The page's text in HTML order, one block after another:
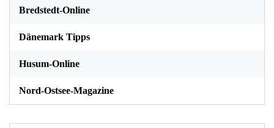
Bredstedt-Online
Dänemark Tipps
Husum-Online
Nord-Ostsee-Magazine